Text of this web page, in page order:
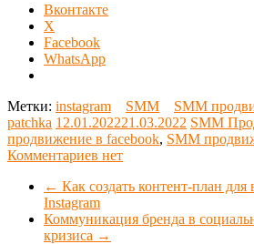
Вконтакте
X
Facebook
WhatsApp
Метки: instagram SMM
SMM
patchka 12.01.202221.03.2022 SMM
продвижение в facebook, SMM
Комментариев нет
← Как создать контент-план для
Instagram
Коммуникация бренда в
кризиса →